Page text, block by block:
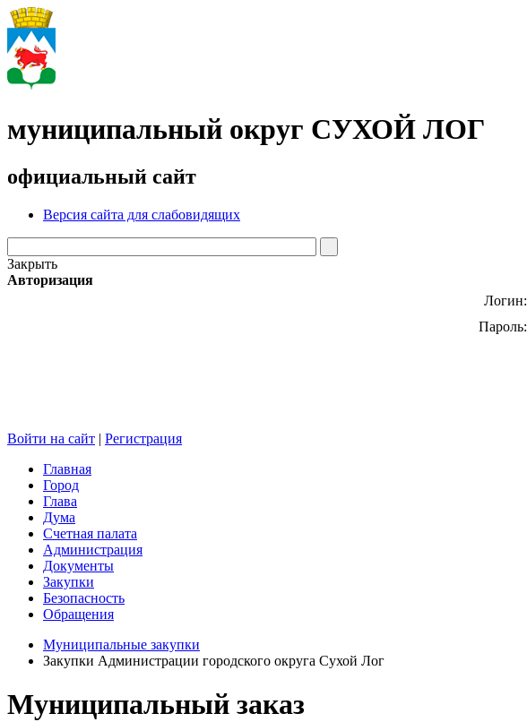
муниципальный округ СУХОЙ ЛОГ
официальный сайт
Версия сайта для слабовидящих
Закрыть
Авторизация
Логин:
Пароль:
Войти на сайт | Регистрация
Главная
Город
Глава
Дума
Счетная палата
Администрация
Документы
Закупки
Безопасность
Обращения
Муниципальные закупки
Закупки Администрации городского округа Сухой Лог
Муниципальный заказ